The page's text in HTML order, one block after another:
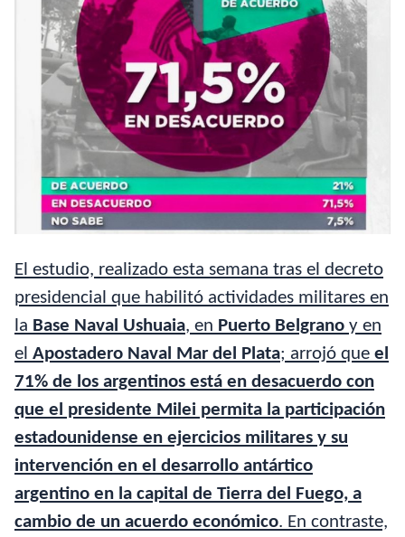
El estudio, realizado esta semana tras el decreto
presidencial que habilitó actividades militares en
la Base Naval Ushuaia, en Puerto Belgrano y en
el Apostadero Naval Mar del Plata; arrojó que el
71% de los argentinos está en desacuerdo con
que el presidente Milei permita la participación
estadounidense en ejercicios militares y su
intervención en el desarrollo antártico
argentino en la capital de Tierra del Fuego, a
cambio de un acuerdo económico. En contraste,